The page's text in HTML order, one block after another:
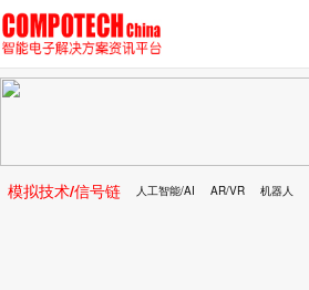
模拟技术/信号链 人工智能/AI AR/VR 机器人